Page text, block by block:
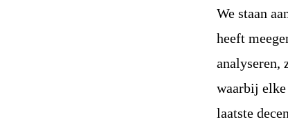
We staan
heeft
analyseren,
waarbij elke
laatste